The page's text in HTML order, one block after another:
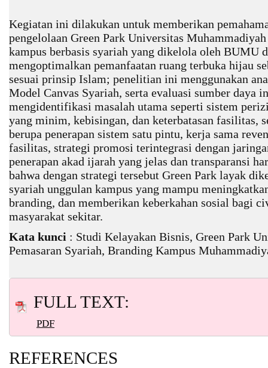
Kegiatan ini dilakukan untuk memberikan
pengelolaan Green Park Universitas
kampus berbasis syariah yang dikelola oleh BUMU
mengoptimalkan pemanfaatan ruang terbuka hijau
sesuai prinsip Islam; penelitian ini menggunakan
Model Canvas Syariah, serta evaluasi sumber daya
mengidentifikasi masalah utama seperti sistem
yang minim, kebisingan, dan keterbatasan fasilitas,
berupa penerapan sistem satu pintu, kerja sama
fasilitas, strategi promosi terintegrasi dengan
penerapan akad ijarah yang jelas dan transparansi
bahwa dengan strategi tersebut Green Park layak
syariah unggulan kampus yang mampu
branding, dan memberikan keberkahan sosial bagi
masyarakat sekitar.
Kata kunci : Studi Kelayakan Bisnis, Green Park
Pemasaran Syariah, Branding Kampus
FULL TEXT:
PDF
REFERENCES